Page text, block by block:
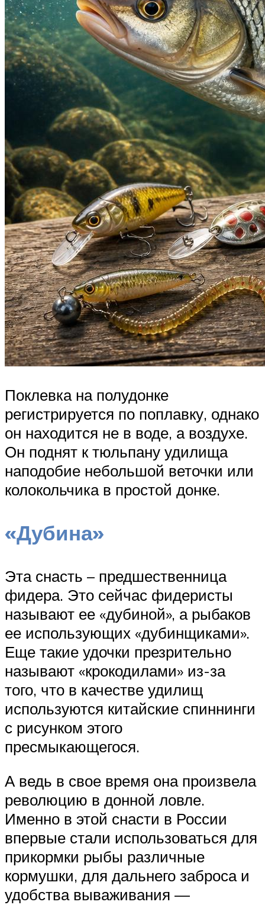
Поклевка на полудонке
регистрируется по поплавку, однако
он находится не в воде, а воздухе.
Он поднят к тюльпану удилища
наподобие небольшой веточки или
колокольчика в простой донке.
«Дубина»
Эта снасть – предшественница
фидера. Это сейчас фидеристы
называют ее «дубиной», а рыбаков
ее использующих «дубинщиками».
Еще такие удочки презрительно
называют «крокодилами» из-за
того, что в качестве удилищ
используются китайские спиннинги
с рисунком этого
пресмыкающегося.
А ведь в свое время она произвела
революцию в донной ловле.
Именно в этой снасти в России
впервые стали использоваться для
прикормки рыбы различные
кормушки, для дальнего заброса и
удобства вываживания —